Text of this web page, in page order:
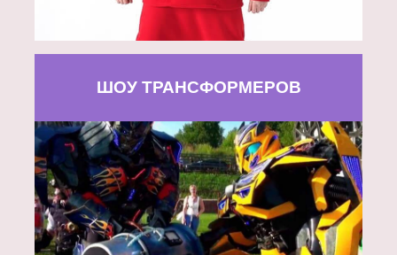
ШОУ ТРАНСФОРМЕРОВ